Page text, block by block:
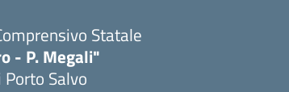
Statale
- P. Megali"
Salvo